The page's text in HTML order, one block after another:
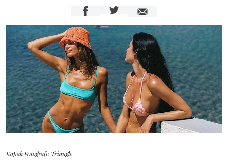
Kapak Fotoğrafı: Triangle